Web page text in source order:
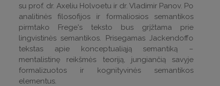
su prof. dr. Axeliu Holvoetu ir dr. Vladimir Panov. Po
analitinės filosofijos ir formaliosios semantikos
pirmtako Frege's teksto bus grįžtama prie
lingvistinės semantikos. Prisegamas Jackendoffo
tekstas apie konceptualiąją semantiką –
mentalistinę reikšmės teoriją, jungiančią savyje
formalizuotos ir kognityvinės semantikos
elementus.